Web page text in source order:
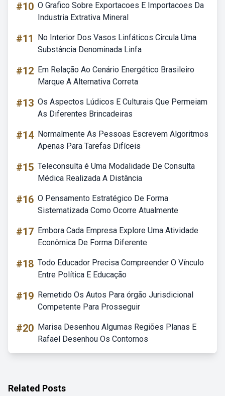
#10 O Grafico Sobre Exportacoes E Importacoes Da
Industria Extrativa Mineral
#11
No Interior Dos Vasos Linfáticos Circula Uma
Substância Denominada Linfa
#12 Em Relação Ao Cenário Energético Brasileiro
Marque A Alternativa Correta
#13 Os Aspectos Lúdicos E Culturais Que Permeiam
As Diferentes Brincadeiras
#14 Normalmente As Pessoas Escrevem Algoritmos
Apenas Para Tarefas Difíceis
#15 Teleconsulta é Uma Modalidade De Consulta
Médica Realizada A Distância
#16 O Pensamento Estratégico De Forma
Sistematizada Como Ocorre Atualmente
#17 Embora Cada Empresa Explore Uma Atividade
Econômica De Forma Diferente
#18 Todo Educador Precisa Compreender O Vínculo
Entre Política E Educação
#19 Remetido Os Autos Para órgão Jurisdicional
Competente Para Prosseguir
#20 Marisa Desenhou Algumas Regiões Planas E
Rafael Desenhou Os Contornos
Related Posts